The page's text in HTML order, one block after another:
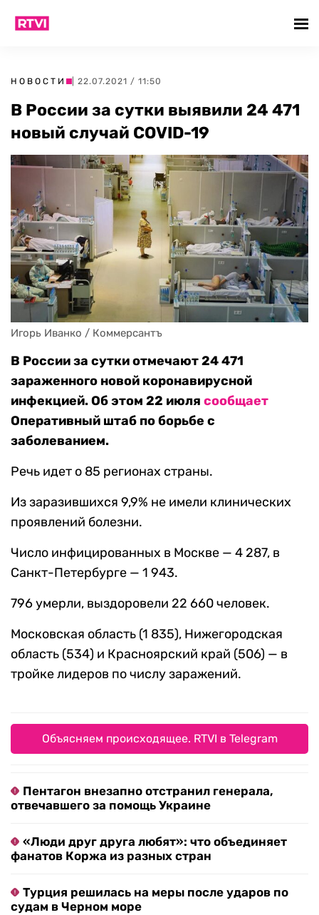
НОВОСТИ | 22.07.2021 / 11:50
В России за сутки выявили 24 471
новый случай COVID-19
Игорь Иванко / Коммерсантъ
В России за сутки отмечают 24 471
зараженного новой коронавирусной
инфекцией. Об этом 22 июля сообщает
Оперативный штаб по борьбе с
заболеванием.
Речь идет о 85 регионах страны.
Из заразившихся 9,9% не имели клинических
проявлений болезни.
Число инфицированных в Москве — 4 287, в
Санкт-Петербурге — 1 943.
796 умерли, выздоровели 22 660 человек.
Московская область (1 835), Нижегородская
область (534) и Красноярский край (506) — в
тройке лидеров по числу заражений.
Объясняем происходящее. RTVI в Telegram
Пентагон внезапно отстранил генерала,
отвечавшего за помощь Украине
«Люди друг друга любят»: что объединяет
фанатов Коржа из разных стран
Турция решилась на меры после ударов по
судам в Черном море